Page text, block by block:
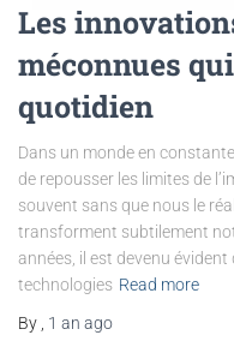
Les
méconnues
quotidien
Dans un monde en
de repousser les limites de
souvent sans que nous le
transforment subtilement
années, il est devenu
technologies Read more
By
1 an ago